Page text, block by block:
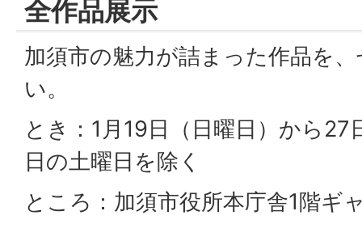
全作品展示
加須市の魅力が詰まった作品を
い。
とき：1月19日（日曜日）から
日の土曜日を除く
ところ：加須市役所本庁舎1階ギ